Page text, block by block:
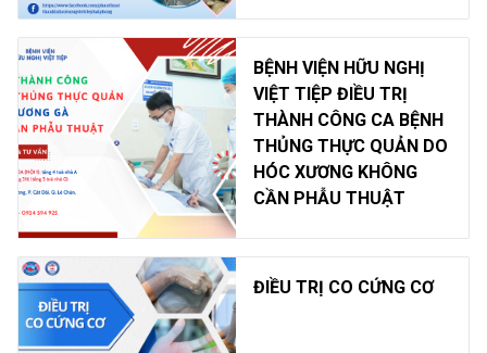
BỆNH VIỆN HỮU NGHỊ
VIỆT TIỆP ĐIỀU TRỊ
THÀNH CÔNG CA BỆNH
THỦNG THỰC QUẢN DO
HÓC XƯƠNG KHÔNG
CẦN PHẪU THUẬT
ĐIỀU TRỊ CO CỨNG CƠ